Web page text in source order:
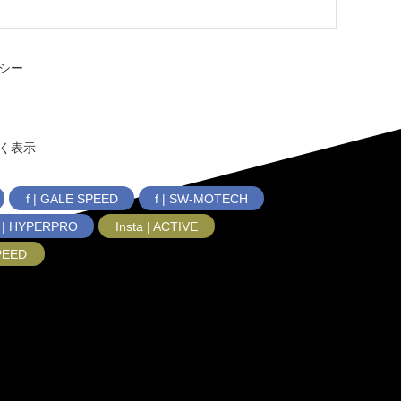
ー
表示
f | GALE SPEED
f | SW-MOTECH
HYPERPRO
Insta | ACTIVE